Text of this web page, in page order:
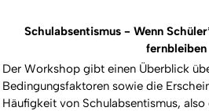
Schulabsentismus - Wenn
fernbleiben
Der Workshop gibt einen Überblick
Bedingungsfaktoren sowie die
Häufigkeit von Schulabsentismus,